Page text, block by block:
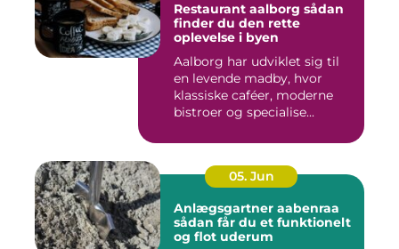
Restaurant aalborg sådan
finder du den rette
oplevelse i byen
Aalborg har udviklet sig til
en levende madby, hvor
klassiske caféer, moderne
bistroer og specialise...
05. Jun
Anlægsgartner aabenraa
sådan får du et funktionelt
og flot uderum